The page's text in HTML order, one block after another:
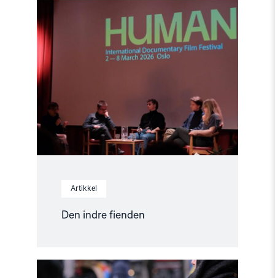
Artikkel
Den indre fienden
article
indre
fienden"
Read